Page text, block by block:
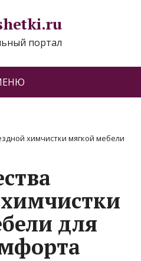
портал
химчистки мягкой мебели
для